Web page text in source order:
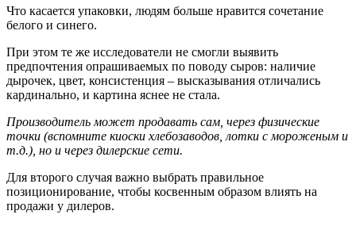
Что касается упаковки, людям больше нравится сочетание
белого и синего.
При этом те же исследователи не смогли выявить
предпочтения опрашиваемых по поводу сыров: наличие
дырочек, цвет, консистенция – высказывания отличались
кардинально, и картина яснее не стала.
Производитель может продавать сам, через физические
точки (вспомните киоски хлебозаводов, лотки с мороженым и
т.д.), но и через дилерские сети.
Для второго случая важно выбрать правильное
позиционирование, чтобы косвенным образом влиять на
продажи у дилеров.